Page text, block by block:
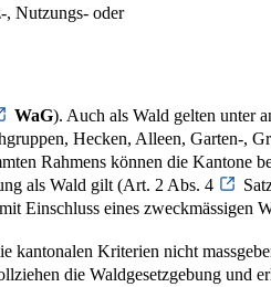
, Nutzungs- oder
WaG). Auch als Wald gelten unter
Hecken, Alleen, Garten-,
Rahmens können die Kantone
als Wald gilt (Art. 2 Abs. 4
Einschluss eines zweckmässigen
kantonalen Kriterien nicht
die Waldgesetzgebung und